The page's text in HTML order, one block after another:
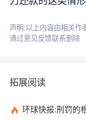
声明:以上内容由相关作
通过意见反馈联系删除
拓展阅读
环球快报:刑罚的根本目